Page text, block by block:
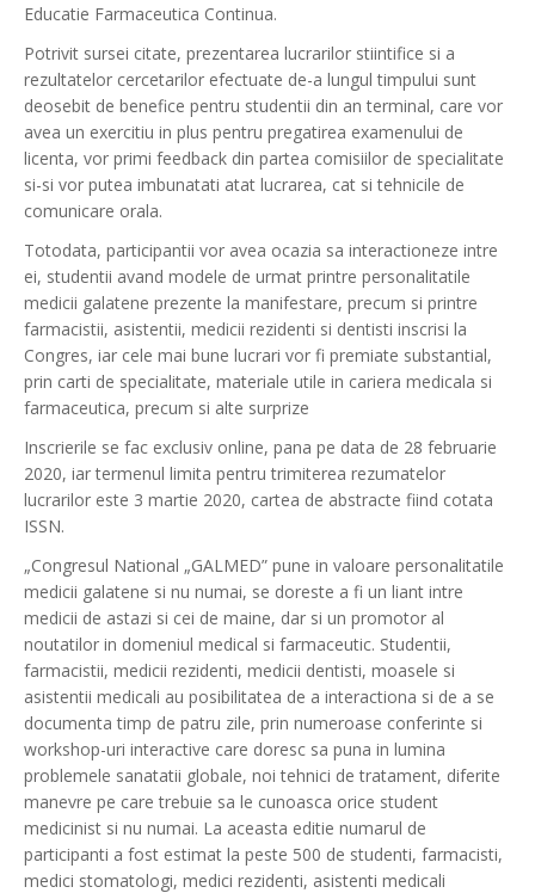
Educatie Farmaceutica Continua.
Potrivit sursei citate, prezentarea lucrarilor stiintifice si a
rezultatelor cercetarilor efectuate de-a lungul timpului sunt
deosebit de benefice pentru studentii din an terminal, care vor
avea un exercitiu in plus pentru pregatirea examenului de
licenta, vor primi feedback din partea comisiilor de specialitate
si-si vor putea imbunatati atat lucrarea, cat si tehnicile de
comunicare orala.
Totodata, participantii vor avea ocazia sa interactioneze intre
ei, studentii avand modele de urmat printre personalitatile
medicii galatene prezente la manifestare, precum si printre
farmacistii, asistentii, medicii rezidenti si dentisti inscrisi la
Congres, iar cele mai bune lucrari vor fi premiate substantial,
prin carti de specialitate, materiale utile in cariera medicala si
farmaceutica, precum si alte surprize
Inscrierile se fac exclusiv online, pana pe data de 28 februarie
2020, iar termenul limita pentru trimiterea rezumatelor
lucrarilor este 3 martie 2020, cartea de abstracte fiind cotata
ISSN.
„Congresul National „GALMED” pune in valoare personalitatile
medicii galatene si nu numai, se doreste a fi un liant intre
medicii de astazi si cei de maine, dar si un promotor al
noutatilor in domeniul medical si farmaceutic. Studentii,
farmacistii, medicii rezidenti, medicii dentisti, moasele si
asistentii medicali au posibilitatea de a interactiona si de a se
documenta timp de patru zile, prin numeroase conferinte si
workshop-uri interactive care doresc sa puna in lumina
problemele sanatatii globale, noi tehnici de tratament, diferite
manevre pe care trebuie sa le cunoasca orice student
medicinist si nu numai. La aceasta editie numarul de
participanti a fost estimat la peste 500 de studenti, farmacisti,
medici stomatologi, medici rezidenti, asistenti medicali